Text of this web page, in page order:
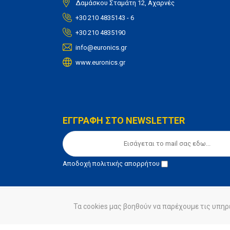
Δαμάσκου Σταμάτη 12, Αχαρνές
+30 210 4835143 - 6
+30 210 4835190
info@euronics.gr
www.euronics.gr
ΕΓΓΡΑΦΗ ΣΤΟ NEWSLETTER
Αποδοχήπολιτικής απορρήτου
© euronics 2020 Όροι Χρήσης Πολιτική
Τα cookies μας βοηθούν να παρέχουμε τις